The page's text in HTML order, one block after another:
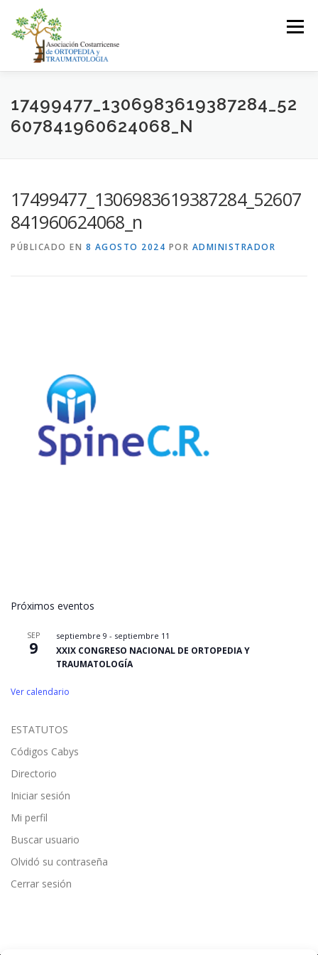
contenido
Menú
LA ASOCIACIÓN ASOCIADOS
INICIAR SESIÓN
17499477_1306983619387284_52
607841960624068_N
17499477_1306983619387284_52607
841960624068_n
PÚBLICADO EN 8 AGOSTO 2024 POR ADMINISTRADOR
Próximos eventos
SEP
9
septiembre 9 - septiembre 11
XXIX CONGRESO NACIONAL DE ORTOPEDIA Y
TRAUMATOLOGÍA
Ver calendario
ESTATUTOS
Códigos Cabys
Directorio
Iniciar sesión
Mi perfil
Buscar usuario
Olvidó su contraseña
Cerrar sesión